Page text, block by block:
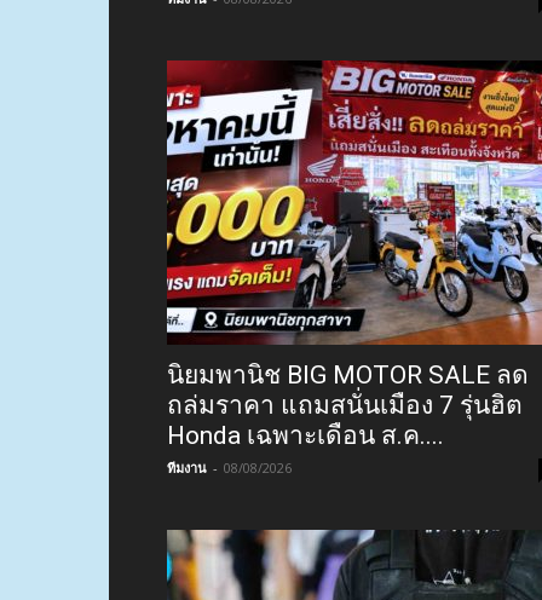
นิยมพานิช BIG MOTOR SALE ลด
ถล่มราคา แถมสนั่นเมือง 7 รุ่นฮิต
Honda เฉพาะเดือน ส.ค....
ทีมงาน - 08/08/2026